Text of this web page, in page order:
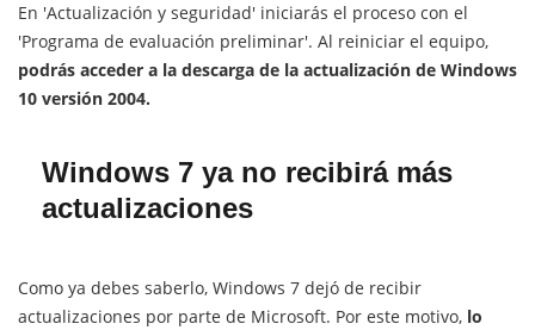
En 'Actualización y seguridad' iniciarás el proceso con el
'Programa de evaluación preliminar'. Al reiniciar el equipo,
podrás acceder a la descarga de la actualización de Windows
10 versión 2004.
Windows 7 ya no recibirá más
actualizaciones
Como ya debes saberlo, Windows 7 dejó de recibir
actualizaciones por parte de Microsoft. Por este motivo, lo